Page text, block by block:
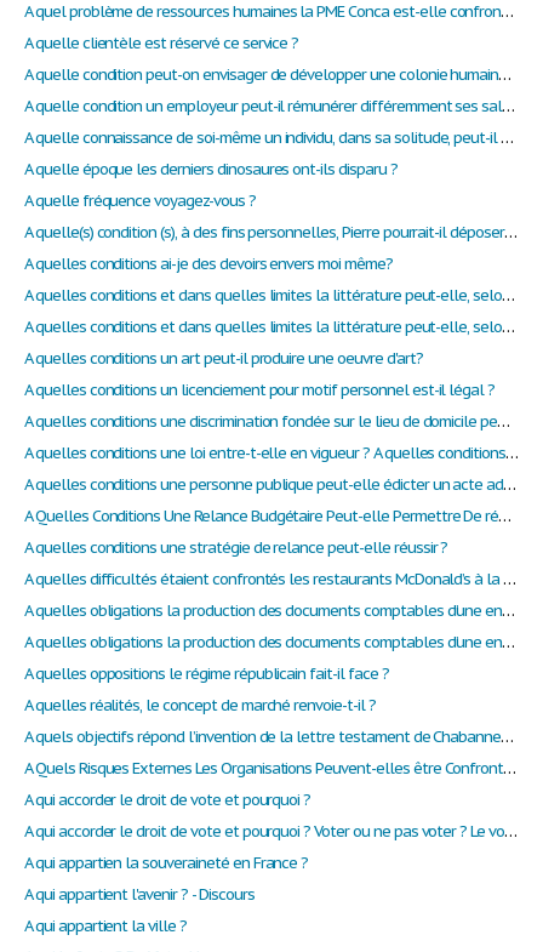
A quel problème de ressources humaines la PME Conca est-elle confrontée ?
A quelle clientèle est réservé ce service ?
A quelle condition peut-on envisager de développer une colonie humaine sur une autre planète ?
A quelle condition un employeur peut-il rémunérer différemment ses salariées ?
A quelle connaissance de soi-même un individu, dans sa solitude, peut-il accéder ?
A quelle époque les derniers dinosaures ont-ils disparu ?
A quelle fréquence voyagez-vous ?
A quelle(s) condition (s), à des fins personnelles, Pierre pourrait-il déposer une demande à la Division des petites créances?
A quelles conditions ai-je des devoirs envers moi même?
A quelles conditions et dans quelles limites la littérature peut-elle, selon vous, présenter aux hommes le miroir de leur cruauté et de leur monstruosité ?
A quelles conditions et dans quelles limites la littérature peut-elle, selon vous, présenter auxhommes le miroir de leur cruauté et de leur monstruosité ?
A quelles conditions un art peut-il produire une oeuvre d'art?
A quelles conditions un licenciement pour motif personnel est-il légal ?
A quelles conditions une discrimination fondée sur le lieu de domicile peut-elle être compatible avec l’égalité des usagers devant le service public ?
A quelles conditions une loi entre-t-elle en vigueur ? A quelles conditions l'application de la loi nouvelle est-elle immédiate ?
A quelles conditions une personne publique peut-elle édicter un acte administratif unilatéral ?
A Quelles Conditions Une Relance Budgétaire Peut-elle Permettre De réduire Le Chômage ?
A quelles conditions une stratégie de relance peut-elle réussir ?
A quelles difficultés étaient confrontés les restaurants McDonald’s à la fin des années 1990 ?
A quelles obligations la production des documents comptables d’une entreprise répond-elle ?
A quelles obligations la production des documents comptables d’une entreprise répond-elle ?
A quelles oppositions le régime républicain fait-il face ?
A quelles réalités, le concept de marché renvoie-t-il ?
A quels objectifs répond l’invention de la lettre testament de Chabannes à Madame de Montpensier?
A Quels Risques Externes Les Organisations Peuvent-elles être Confrontées ?
A qui accorder le droit de vote et pourquoi ?
A qui accorder le droit de vote et pourquoi ? Voter ou ne pas voter ? Le vote doit-il être un devoir ?
A qui appartien la souveraineté en France ?
A qui appartient l'avenir ? - Discours
A qui appartient la ville ?